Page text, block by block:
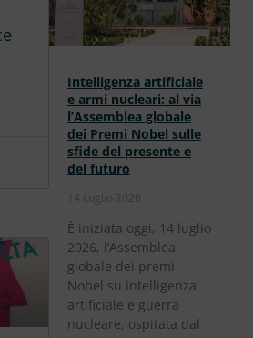
Intelligenza artificiale
e armi nucleari: al via
l’Assemblea globale
dei Premi Nobel sulle
sfide del presente e
del futuro
14 Luglio 2026
È iniziata oggi, 14 luglio
2026, l’Assemblea
globale dei premi
Nobel su intelligenza
artificiale e guerra
nucleare, ospitata dal